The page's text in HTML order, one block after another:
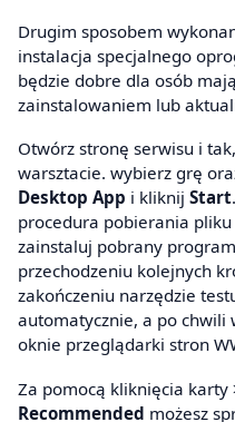
Drugim sposobem
instalacja specjalnego
będzie dobre dla osób
zainstalowaniem lub
Otwórz stronę serwisu i
warsztacie. wybierz grę
Desktop App i kliknij Start
procedura pobierania
zainstaluj pobrany
przechodzeniu kolejnych
zakończeniu narzędzie
automatycznie, a po
oknie przeglądarki stron
Za pomocą kliknięcia
Recommended możesz